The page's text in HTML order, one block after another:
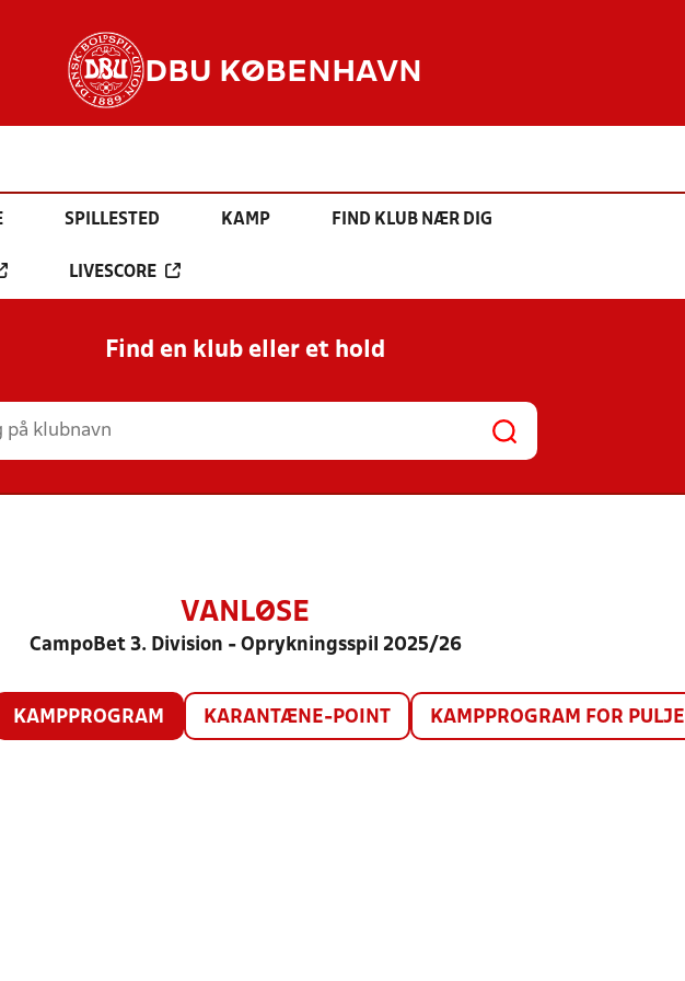
DBU KØBENHAVN
SPILLESTED KAMP FIND KLUB NÆR DIG
LIVESCORE
Find en klub eller et hold
VANLØSE
CampoBet 3. Division - Oprykningsspil 2025/26
KAMPPROGRAM KARANTÆNE-POINT KAMPPROGRAM FOR PULJE